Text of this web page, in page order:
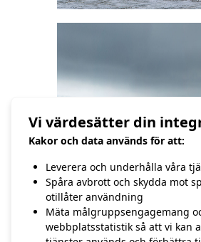
//Hasse Andersson
Vi värdesätter din
Kakor och data används för att:
Leverera och underhålla våra
Spåra avbrott och skydda mot
otillåter användning
Mäta målgruppsengagemang
webbplatsstatistik så att vi kan